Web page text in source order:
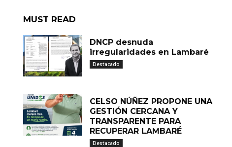
MUST READ
DNCP desnuda
irregularidades en Lambaré
Destacado
CELSO NÚÑEZ PROPONE UNA
GESTIÓN CERCANA Y
TRANSPARENTE PARA
RECUPERAR LAMBARÉ
Destacado